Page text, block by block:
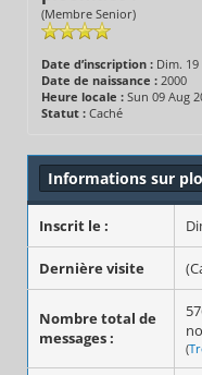
(Membre Senior)
Date d’inscription : Dim.
Date de naissance : 2000
Heure locale : Sun 09 Aug
Statut : Caché
Informations sur
Inscrit le :
Dernière visite
Nombre total de
messages :
(